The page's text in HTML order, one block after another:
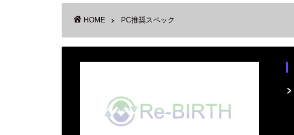
HOME PC推奨スペック